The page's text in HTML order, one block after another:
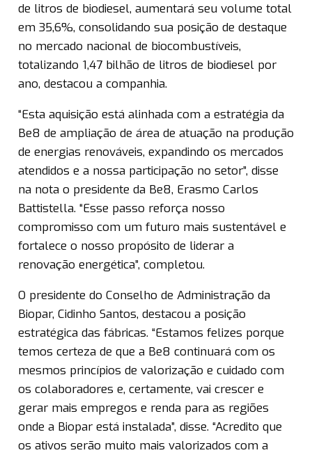
de litros de biodiesel, aumentará seu volume total
em 35,6%, consolidando sua posição de destaque
no mercado nacional de biocombustíveis,
totalizando 1,47 bilhão de litros de biodiesel por
ano, destacou a companhia.
“Esta aquisição está alinhada com a estratégia da
Be8 de ampliação de área de atuação na produção
de energias renováveis, expandindo os mercados
atendidos e a nossa participação no setor”, disse
na nota o presidente da Be8, Erasmo Carlos
Battistella. “Esse passo reforça nosso
compromisso com um futuro mais sustentável e
fortalece o nosso propósito de liderar a
renovação energética”, completou.
O presidente do Conselho de Administração da
Biopar, Cidinho Santos, destacou a posição
estratégica das fábricas. “Estamos felizes porque
temos certeza de que a Be8 continuará com os
mesmos princípios de valorização e cuidado com
os colaboradores e, certamente, vai crescer e
gerar mais empregos e renda para as regiões
onde a Biopar está instalada”, disse. “Acredito que
os ativos serão muito mais valorizados com a